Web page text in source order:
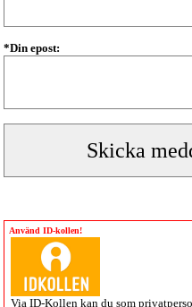
*Din epost:
Använd ID-kollen!
Via ID-Kollen kan du som